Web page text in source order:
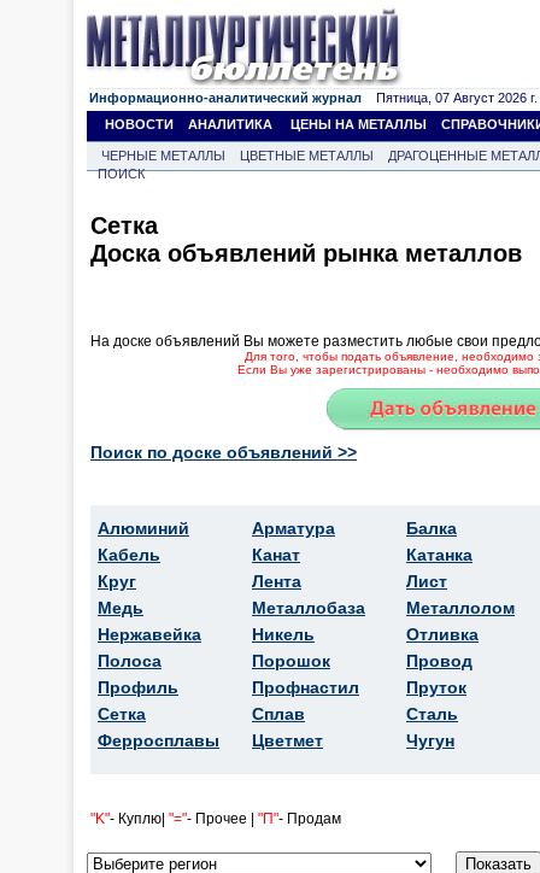
Информационно-аналитический журнал Пятница, 07 Август 2026 г.
НОВОСТИ
АНАЛИТИКА ЦЕНЫ НА МЕТАЛЛЫ
ЧЕРНЫЕ МЕТАЛЛЫ ЦВЕТНЫЕ МЕТАЛЛЫ
ДРАГОЦЕННЫЕ
ПОИСК
Сетка
Доска объявлений рынка металлов
На доске объявлений Вы можете разместить любые свои
Для того, чтобы подать объявление, необходимо
Если Вы уже зарегистрированы - необходимо
Поиск по доске объявлений >>
Алюминий
Кабель
Круг
Медь
Нержавейка
Полоса
Профиль
Сетка
Ферросплавы
Арматура
Канат
Лента
Металлобаза
Никель
Порошок
Профнастил
Сплав
Цветмет
Балка
Катанка
Лист
Металлолом
Отливка
Провод
Пруток
Сталь
Чугун
"K"- Куплю| "="- Прочее | "П"- Продам